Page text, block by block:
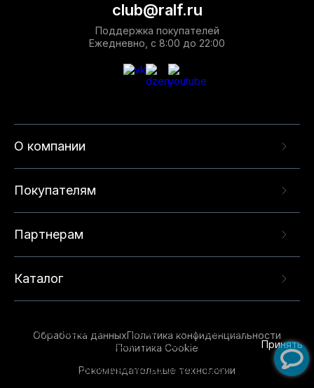
О компании
Покупателям
Партнерам
Каталог
club@ralf.ru
Поддержка покупателей
Ежедневно, с 8:00 до 22:00
Обработка данныхПолитика конфиденциальности
Политика Cookie
Рекомендательные технологии
опыта на нашем сайте. Продолжая использовать
данный сайт, вы соглашаетесь с использованием
технологий. Для получения дополнительной
Принять